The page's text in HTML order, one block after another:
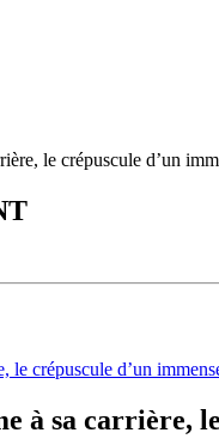
le crépuscule d’un
à sa carrière,